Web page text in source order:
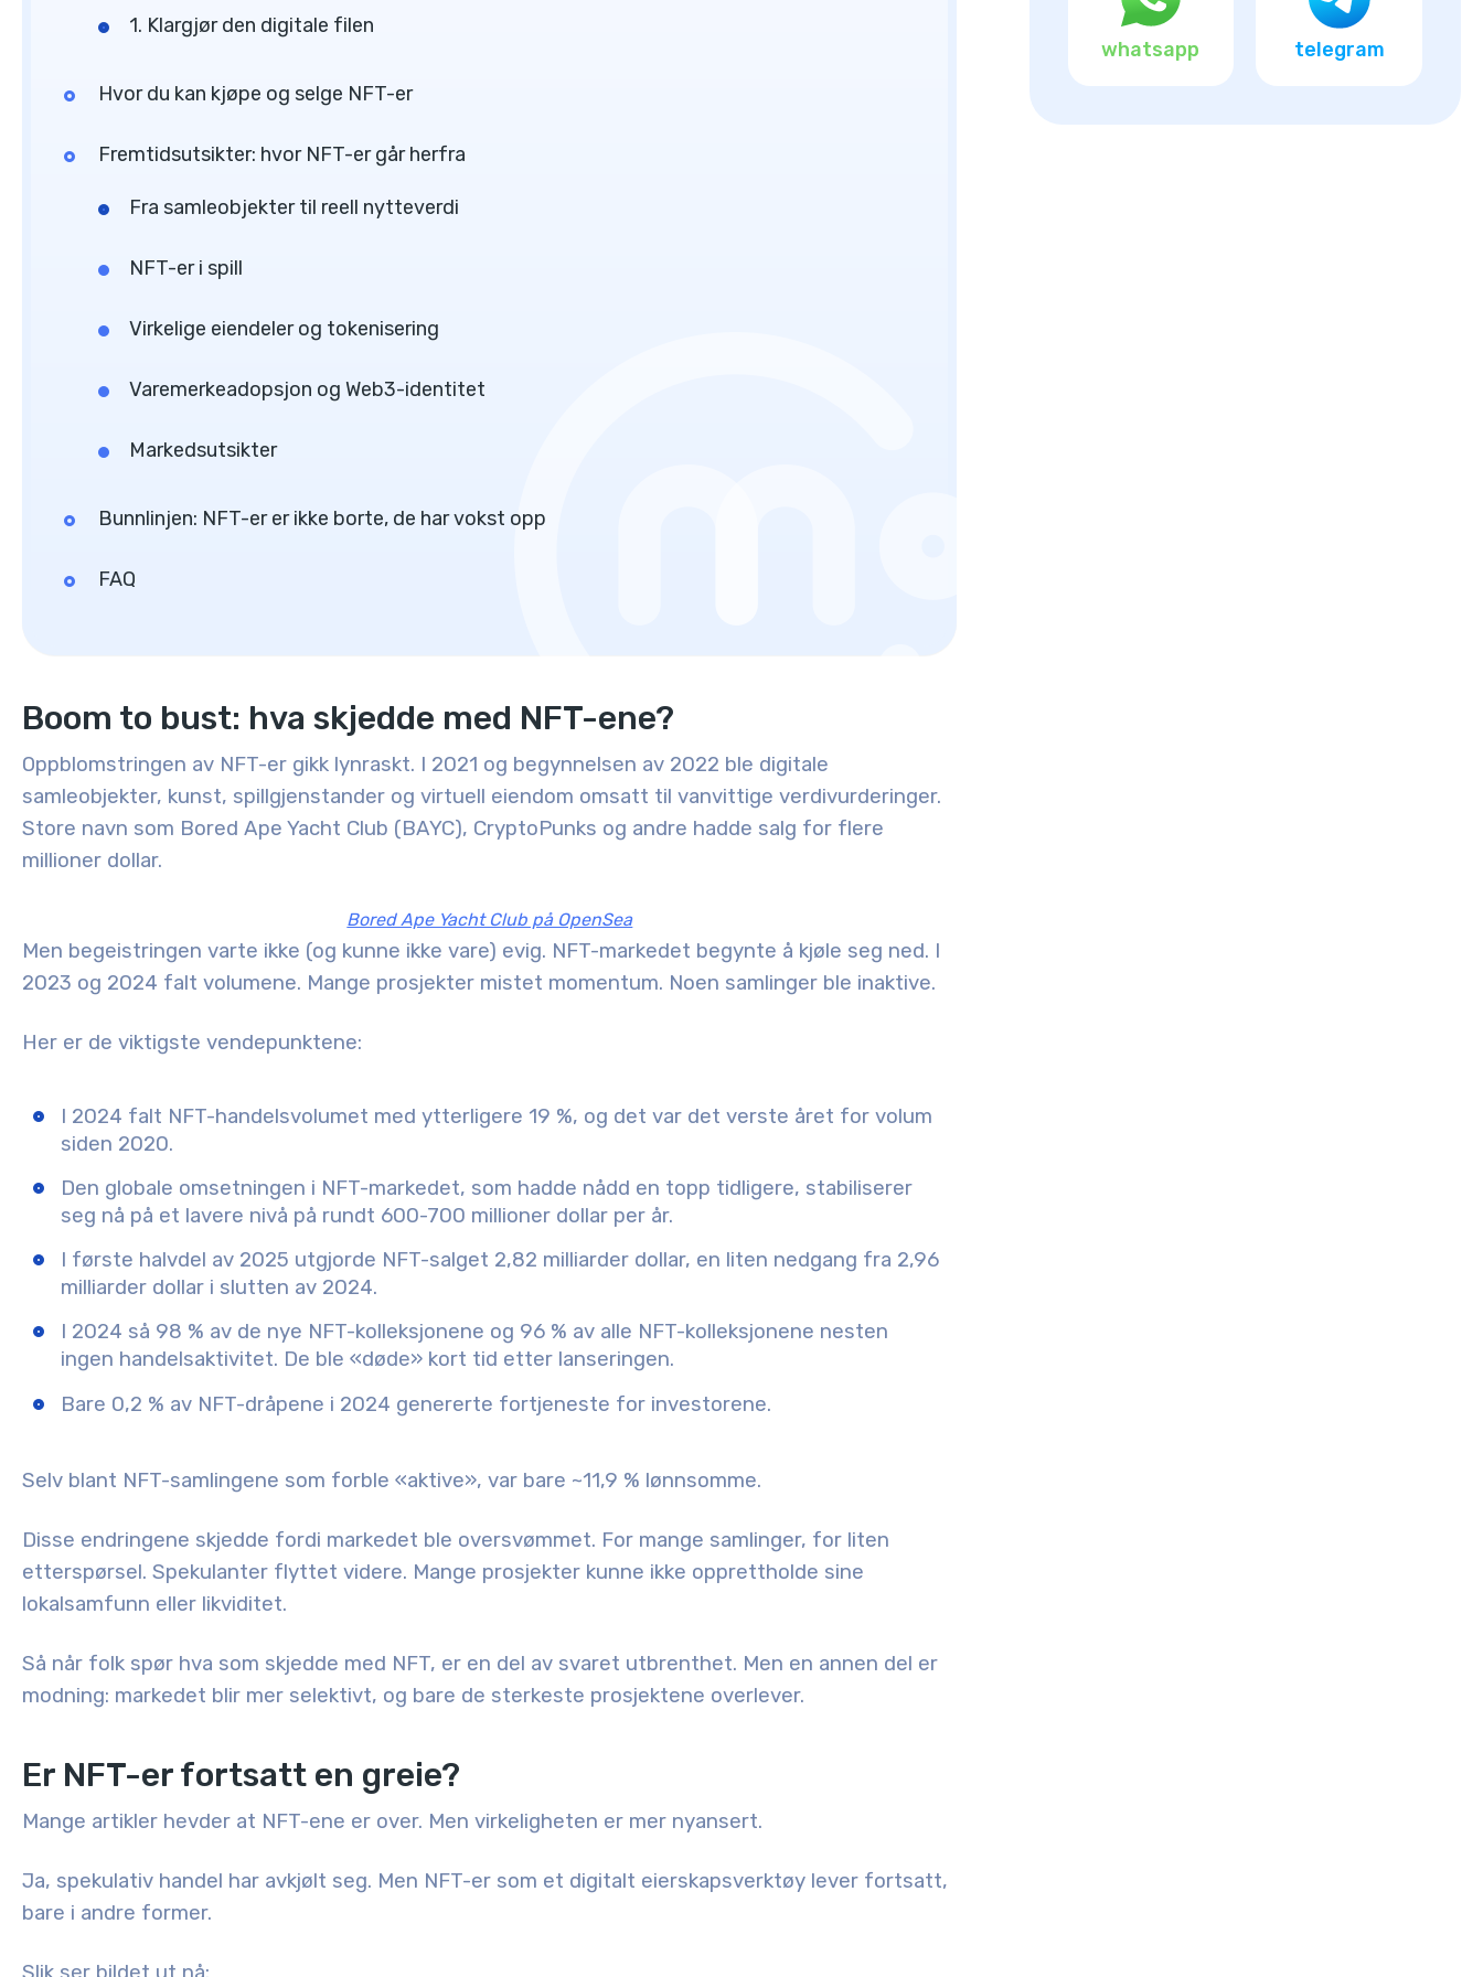
1. Klargjør den digitale filen
Hvor du kan kjøpe og selge NFT-er
Fremtidsutsikter: hvor NFT-er går herfra
Fra samleobjekter til reell nytteverdi
NFT-er i spill
Virkelige eiendeler og tokenisering
Varemerkeadopsjon og Web3-identitet
Markedsutsikter
Bunnlinjen: NFT-er er ikke borte, de har vokst opp
FAQ
Boom to bust: hva skjedde med NFT-ene?
Oppblomstringen av NFT-er gikk lynraskt. I 2021 og begynnelsen av 2022 ble digitale
samleobjekter, kunst, spillgjenstander og virtuell eiendom omsatt til vanvittige verdivurderinger.
Store navn som Bored Ape Yacht Club (BAYC), CryptoPunks og andre hadde salg for flere
millioner dollar.
Bored Ape Yacht Club på OpenSea
Men begeistringen varte ikke (og kunne ikke vare) evig. NFT-markedet begynte å kjøle seg ned. I
2023 og 2024 falt volumene. Mange prosjekter mistet momentum. Noen samlinger ble inaktive.
Her er de viktigste vendepunktene:
I 2024 falt NFT-handelsvolumet med ytterligere 19 %, og det var det verste året for volum
siden 2020.
Den globale omsetningen i NFT-markedet, som hadde nådd en topp tidligere, stabiliserer
seg nå på et lavere nivå på rundt 600-700 millioner dollar per år.
I første halvdel av 2025 utgjorde NFT-salget 2,82 milliarder dollar, en liten nedgang fra 2,96
milliarder dollar i slutten av 2024.
I 2024 så 98 % av de nye NFT-kolleksjonene og 96 % av alle NFT-kolleksjonene nesten
ingen handelsaktivitet. De ble «døde» kort tid etter lanseringen.
Bare 0,2 % av NFT-dråpene i 2024 genererte fortjeneste for investorene.
Selv blant NFT-samlingene som forble «aktive», var bare ~11,9 % lønnsomme.
Disse endringene skjedde fordi markedet ble oversvømmet. For mange samlinger, for liten
etterspørsel. Spekulanter flyttet videre. Mange prosjekter kunne ikke opprettholde sine
lokalsamfunn eller likviditet.
Så når folk spør hva som skjedde med NFT, er en del av svaret utbrenthet. Men en annen del er
modning: markedet blir mer selektivt, og bare de sterkeste prosjektene overlever.
Er NFT-er fortsatt en greie?
Mange artikler hevder at NFT-ene er over. Men virkeligheten er mer nyansert.
Ja, spekulativ handel har avkjølt seg. Men NFT-er som et digitalt eierskapsverktøy lever fortsatt,
bare i andre former.
whatsapp telegram